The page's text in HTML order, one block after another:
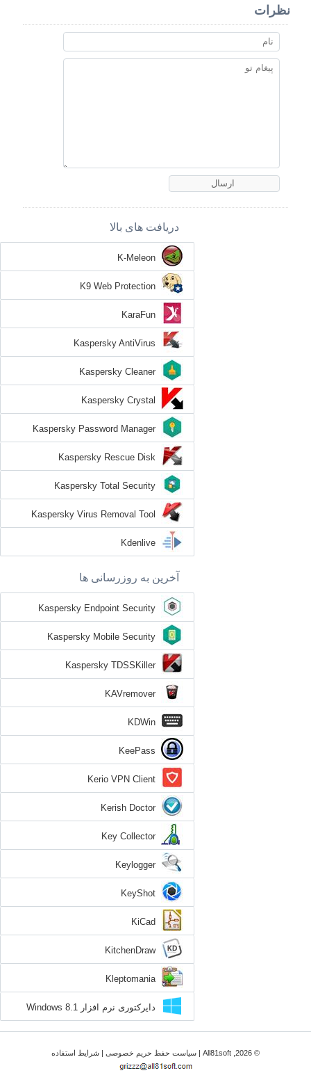
نظرات
دریافت های بالا
K-Meleon
K9 Web Protection
KaraFun
Kaspersky AntiVirus
Kaspersky Cleaner
Kaspersky Crystal
Kaspersky Password Manager
Kaspersky Rescue Disk
Kaspersky Total Security
Kaspersky Virus Removal Tool
Kdenlive
آخرین به روزرسانی ها
Kaspersky Endpoint Security
Kaspersky Mobile Security
Kaspersky TDSSKiller
KAVremover
KDWin
KeePass
Kerio VPN Client
Kerish Doctor
Key Collector
Keylogger
KeyShot
KiCad
KitchenDraw
Kleptomania
دایرکتوری نرم افزار Windows 8.1
© 2026, All81soft | سیاست حفظ حریم خصوصی|شرایط استفاده